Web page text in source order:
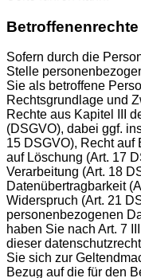
Betroffenenrechte
Sofern durch die
Stelle
Sie als betroffene
Rechtsgrundlage und
Rechte aus Kapitel III
(DSGVO), dabei ggf.
15 DSGVO), Recht auf
auf Löschung (Art. 17
Verarbeitung (Art. 18
Datenübertragbarkeit
Widerspruch (Art. 21
personenbezogenen
haben Sie nach Art. 7
dieser
Sie sich zur
Bezug auf die für den